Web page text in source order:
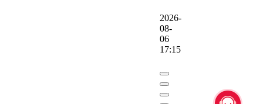
2026-
08-
06
17:15